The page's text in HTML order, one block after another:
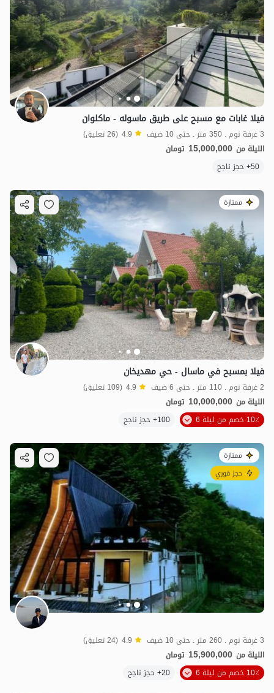
7.9مليون ت 4.9
مليون ت 4.7
فيلا غابات مع مسبح على طريق ماسوله - ماكلوان
3 غرفة نوم . 350 متر . حتى 10 ضيف 4.9 (26 تعليق)
الليلة من 15,000,000 تومان
50+ حجز ناجح
ممتازة
فيلا بمسبح في ماسال - حي مهديخان
2 غرفة نوم . 110 متر . حتى 6 ضيف 4.9 (109 تعليق)
الليلة من 10,000,000 تومان
10٪ خصم من ليلة 6
100+ حجز ناجح
ممتازة
حجز فوري
3 غرفة نوم . 260 متر . حتى 10 ضيف 4.9 (24 تعليق)
الليلة من 15,900,000 تومان
10٪ خصم من ليلة 6
20+ حجز ناجح